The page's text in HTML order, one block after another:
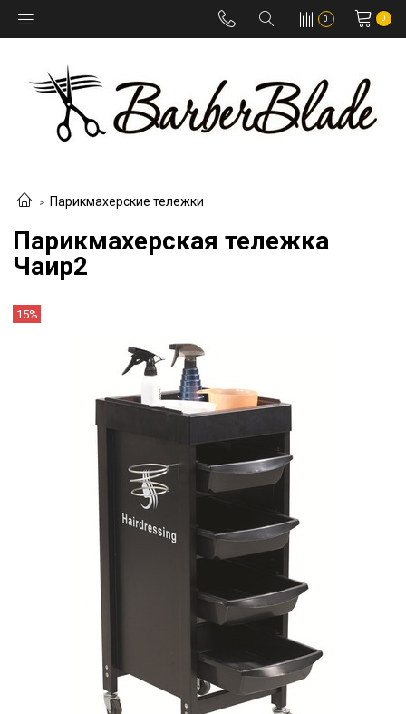
0 0
Парикмахерские тележки
Парикмахерская тележка
Чаир2
15%